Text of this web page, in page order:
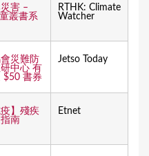
害 –
叢書系
RTHK: Climate
Watcher
災難防
中心 有
$50 書券
Jetso Today
疫】殘疾
南
Etnet